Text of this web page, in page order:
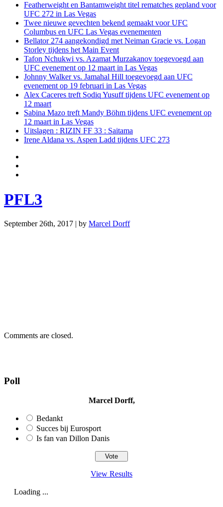
Featherweight en Bantamweight titel rematches gepland voor
UFC 272 in Las Vegas
Twee nieuwe gevechten bekend gemaakt voor UFC
Columbus en UFC Las Vegas evenementen
Bellator 274 aangekondigd met Neiman Gracie vs. Logan
Storley tijdens het Main Event
Tafon Nchukwi vs. Azamat Murzakanov toegevoegd aan
UFC evenement op 12 maart in Las Vegas
Johnny Walker vs. Jamahal Hill toegevoegd aan UFC
evenement op 19 februari in Las Vegas
Alex Caceres treft Sodiq Yusuff tijdens UFC evenement op
12 maart
Sabina Mazo treft Mandy Böhm tijdens UFC evenement op
12 maart in Las Vegas
Uitslagen : RIZIN FF 33 : Saitama
Irene Aldana vs. Aspen Ladd tijdens UFC 273
PFL3
September 26th, 2017 | by Marcel Dorff
Comments are closed.
Poll
Marcel Dorff,
Bedankt
Succes bij Eurosport
Is fan van Dillon Danis
View Results
Loading ...